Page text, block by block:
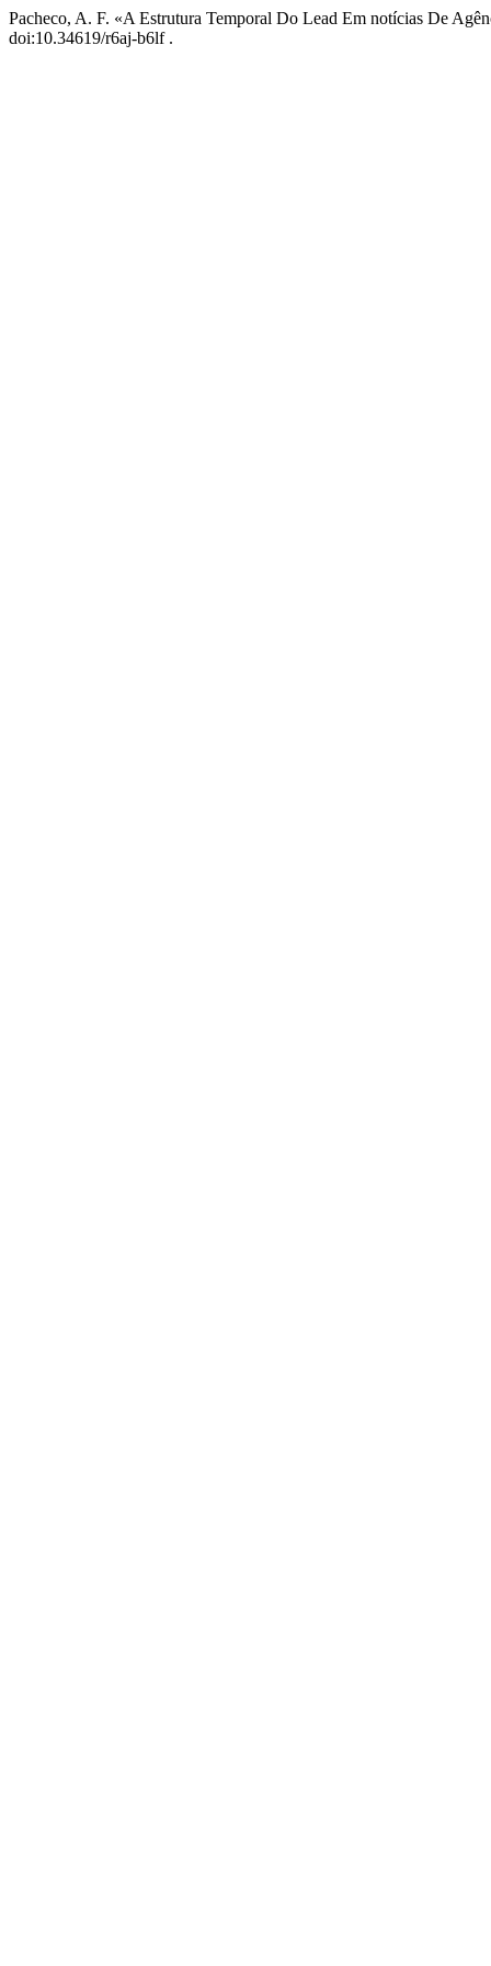
Pacheco, A. F. «A Estrutura Temporal Do Lead Em notícias De
doi:10.34619/r6aj-b6lf .